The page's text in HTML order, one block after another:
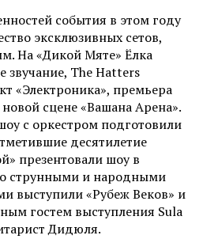
события в этом году
эксклюзивных сетов,
На «Дикой Мяте» Ёлка
звучание, The Hatters
«Электроника», премьера
сцене «Вашана Арена».
с оркестром подготовили
десятилетие
презентовали шоу в
струнными и народными
выступили «Рубеж Веков» и
гостем выступления Sula
Дидюля.